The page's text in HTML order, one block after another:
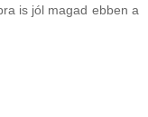
is jól magad ebben a